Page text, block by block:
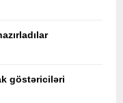
göstəriciləri